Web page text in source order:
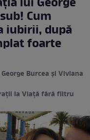
Cum
iubirii, după
foarte
Burcea și Viviana
la Viață fără filtru